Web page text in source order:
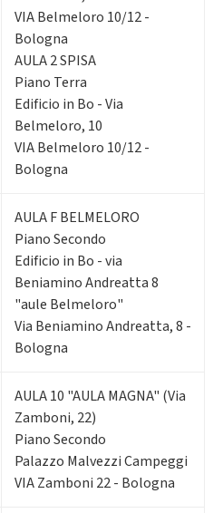
VIA Belmeloro 10/12 -
Bologna
AULA 2 SPISA
Piano Terra
Edificio in Bo - Via
Belmeloro, 10
VIA Belmeloro 10/12 -
Bologna
AULA F BELMELORO
Piano Secondo
Edificio in Bo - via
Beniamino Andreatta 8
"aule Belmeloro"
Via Beniamino Andreatta, 8 -
Bologna
AULA 10 "AULA MAGNA" (Via
Zamboni, 22)
Piano Secondo
Palazzo Malvezzi Campeggi
VIA Zamboni 22 - Bologna